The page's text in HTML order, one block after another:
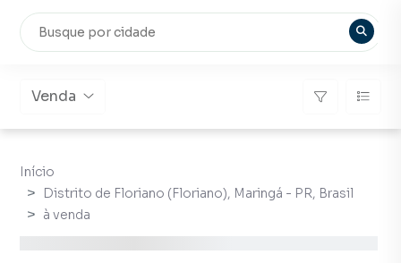
Venda
Início
Distrito de Floriano (Floriano), Maringá - PR, Brasil
à venda